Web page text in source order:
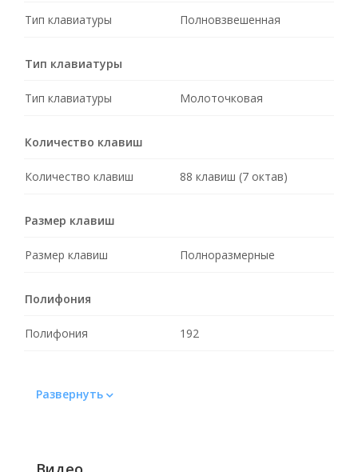
Тип клавиатуры Полновзвешенная
Тип клавиатуры
Тип клавиатуры Молоточковая
Количество клавиш
Количество клавиш 88 клавиш (7 октав)
Размер клавиш
Размер клавиш Полноразмерные
Полифония
Полифония 192
Развернуть